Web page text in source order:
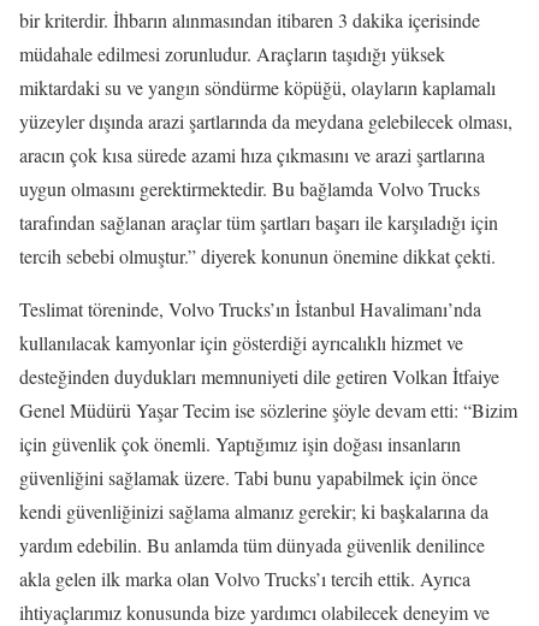
bir kriterdir. İhbarın alınmasından itibaren 3 dakika içerisinde
müdahale edilmesi zorunludur. Araçların taşıdığı yüksek
miktardaki su ve yangın söndürme köpüğü, olayların kaplamalı
yüzeyler dışında arazi şartlarında da meydana gelebilecek olması,
aracın çok kısa sürede azami hıza çıkmasını ve arazi şartlarına
uygun olmasını gerektirmektedir. Bu bağlamda Volvo Trucks
tarafından sağlanan araçlar tüm şartları başarı ile karşıladığı için
tercih sebebi olmuştur.” diyerek konunun önemine dikkat çekti.
Teslimat töreninde, Volvo Trucks’ın İstanbul Havalimanı’nda
kullanılacak kamyonlar için gösterdiği ayrıcalıklı hizmet ve
desteğinden duydukları memnuniyeti dile getiren Volkan İtfaiye
Genel Müdürü Yaşar Tecim ise sözlerine şöyle devam etti: “Bizim
için güvenlik çok önemli. Yaptığımız işin doğası insanların
güvenliğini sağlamak üzere. Tabi bunu yapabilmek için önce
kendi güvenliğinizi sağlama almanız gerekir; ki başkalarına da
yardım edebilin. Bu anlamda tüm dünyada güvenlik denilince
akla gelen ilk marka olan Volvo Trucks’ı tercih ettik. Ayrıca
ihtiyaçlarımız konusunda bize yardımcı olabilecek deneyim ve